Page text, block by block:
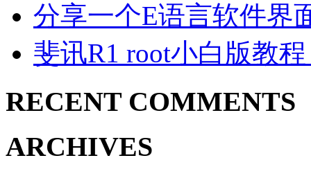
分享一个E语言软件界
斐讯R1 root小白版教
RECENT COMMENTS
ARCHIVES